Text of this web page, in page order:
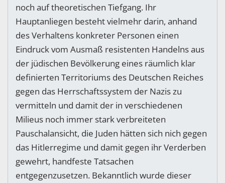
noch auf theoretischen Tiefgang. Ihr
Hauptanliegen besteht vielmehr darin, anhand
des Verhaltens konkreter Personen einen
Eindruck vom Ausmaß resistenten Handelns aus
der jüdischen Bevölkerung eines räumlich klar
definierten Territoriums des Deutschen Reiches
gegen das Herrschaftssystem der Nazis zu
vermitteln und damit der in verschiedenen
Milieus noch immer stark verbreiteten
Pauschalansicht, die Juden hätten sich nich gegen
das Hitlerregime und damit gegen ihr Verderben
gewehrt, handfeste Tatsachen
entgegenzusetzen. Bekanntlich wurde dieser